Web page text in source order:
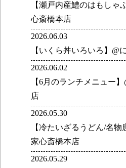
【瀬戸内産鱧のはもしゃ
心斎橋本店
2026.06.03
【いくら丼いろいろ】@
2026.06.02
【6月のランチメニュー
店
2026.05.30
【冷たいざるうどん/名
家心斎橋本店
2026.05.29